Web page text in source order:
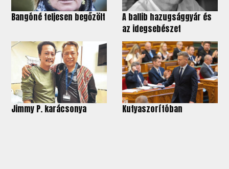
Bangóné teljesen begőzölt
A ballib hazugsággyár és
az idegsebészet
Jimmy P. karácsonya Kutyaszorítóban